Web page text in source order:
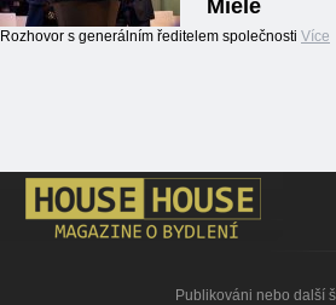
Miele
Rozhovor s generálním ředitelem společnosti Více
Publikováni nebo další